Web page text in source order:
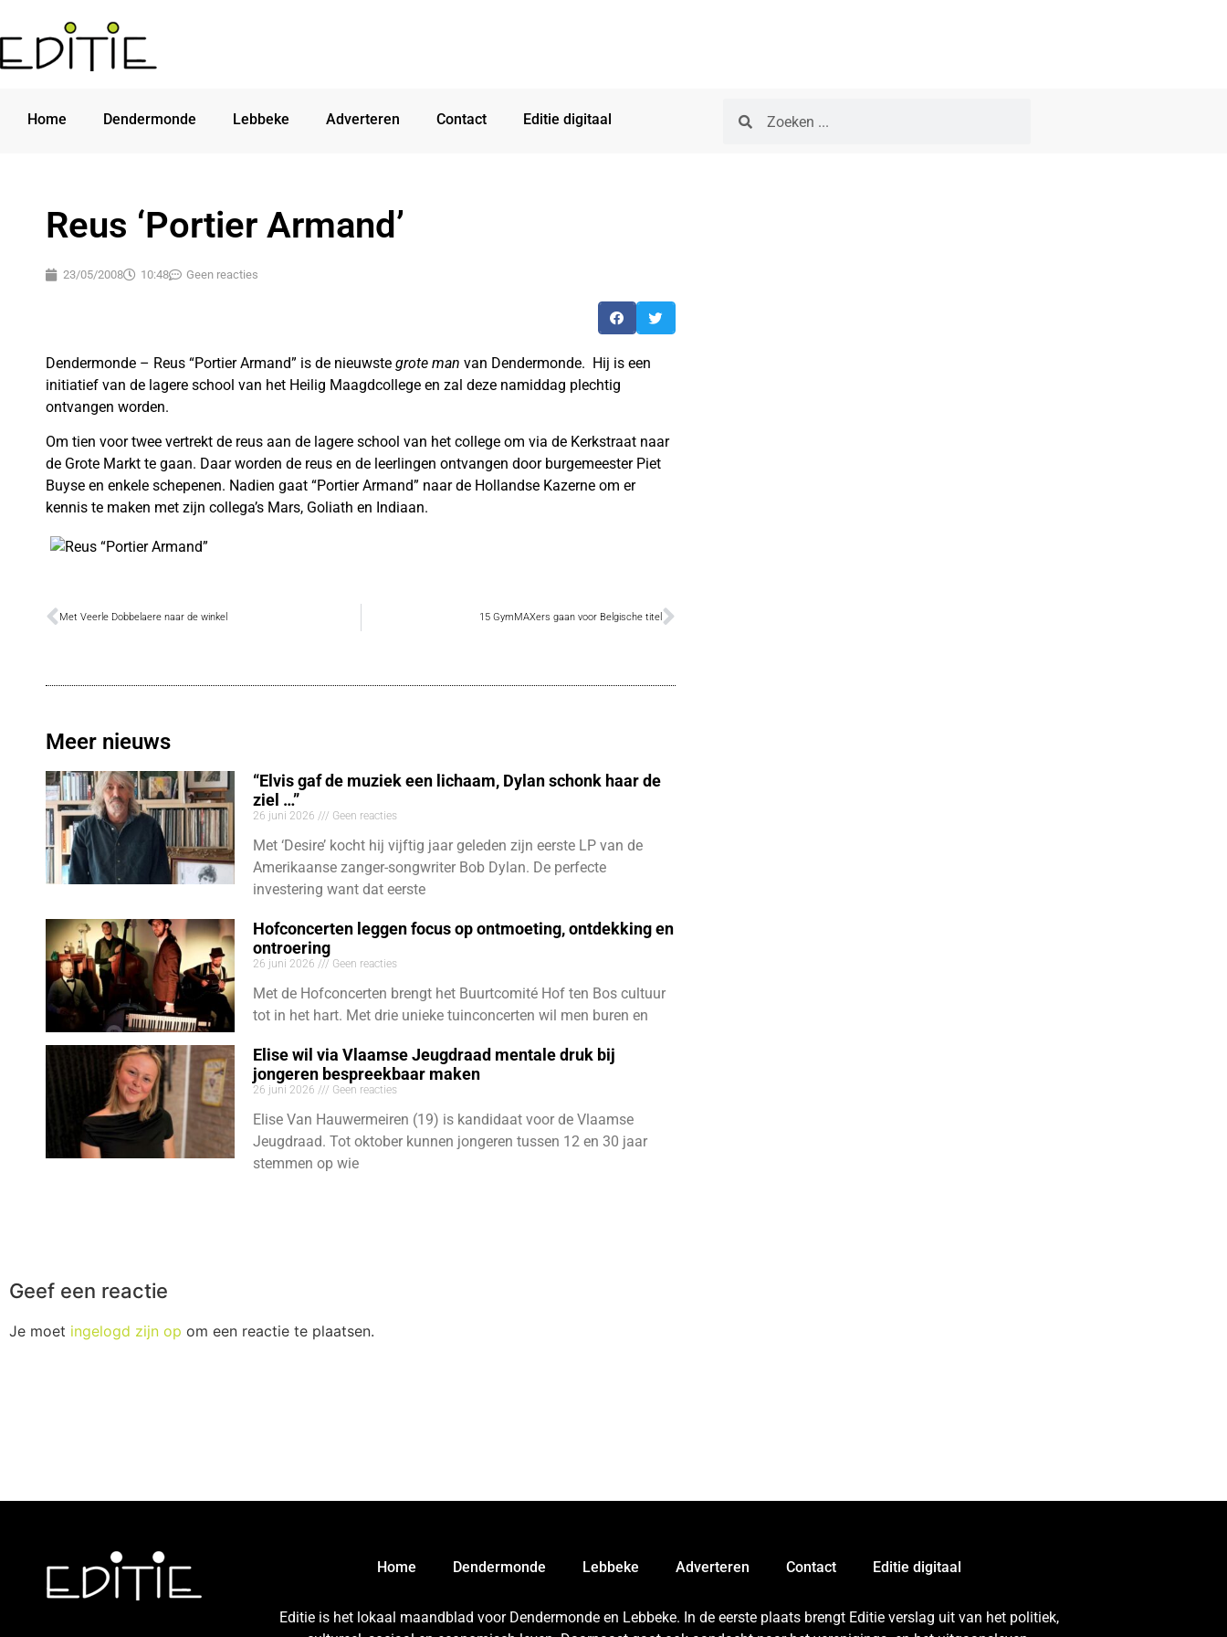
Home Dendermonde Lebbeke Adverteren Contact Editie digitaal
Reus ‘Portier Armand’
23/05/2008 10:48 Geen reacties
Dendermonde – Reus “Portier Armand” is de nieuwste grote man van Dendermonde. Hij is een
initiatief van de lagere school van het Heilig Maagdcollege en zal deze namiddag plechtig
ontvangen worden.
Om tien voor twee vertrekt de reus aan de lagere school van het college om via de Kerkstraat naar
de Grote Markt te gaan. Daar worden de reus en de leerlingen ontvangen door burgemeester Piet
Buyse en enkele schepenen. Nadien gaat “Portier Armand” naar de Hollandse Kazerne om er
kennis te maken met zijn collega’s Mars, Goliath en Indiaan.
Met Veerle Dobbelaere naar de winkel 15 GymMAXers gaan voor Belgische titel
Meer nieuws
“Elvis gaf de muziek een lichaam, Dylan schonk haar de
ziel …”
26 juni 2026 Geen reacties
Met ‘Desire’ kocht hij vijftig jaar geleden zijn eerste LP van de
Amerikaanse zanger-songwriter Bob Dylan. De perfecte
investering want dat eerste
Hofconcerten leggen focus op ontmoeting, ontdekking en
ontroering
26 juni 2026 Geen reacties
Met de Hofconcerten brengt het Buurtcomité Hof ten Bos cultuur
tot in het hart. Met drie unieke tuinconcerten wil men buren en
Elise wil via Vlaamse Jeugdraad mentale druk bij
jongeren bespreekbaar maken
26 juni 2026 Geen reacties
Elise Van Hauwermeiren (19) is kandidaat voor de Vlaamse
Jeugdraad. Tot oktober kunnen jongeren tussen 12 en 30 jaar
stemmen op wie
Geef een reactie
Je moet ingelogd zijn op om een reactie te plaatsen.
Home Dendermonde Lebbeke Adverteren Contact Editie digitaal
Editie is het lokaal maandblad voor Dendermonde en Lebbeke. In de eerste plaats brengt Editie verslag uit van het politiek,